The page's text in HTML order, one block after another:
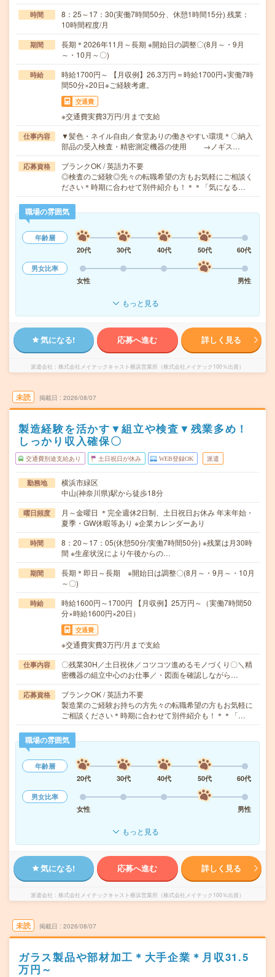
時間
8：25～17：30(実働7時間50分、休憩1時間15分) 残業：
10時間程度/月
期間
長期＊2026年11月～長期 ※開始日の調整〇(8月～・9月
～・10月～〇)
時給
時給1700円～ 【月収例】26.3万円＝時給1700円×実働7時
間50分×20日※ご経験考慮。
交通費
※交通費実費3万円/月まで支給
仕事内容
▼髪色・ネイル自由／食堂ありの働きやすい環境＊〇納入
部品の受入検査・精密測定機器の使用 →ノギス…
応募資格
ブランクOK / 英語力不要
◎検査のご経験◎先々の転職希望の方もお気軽にご相談く
ださい＊時期に合わせて別件紹介も！＊＊「気になる…
職場の雰囲気
年齢層
20代
30代 40代 50代
60代
男女比率
女性
男性
もっと見る
気になる! 応募へ進む 詳しく見る
派遣会社 株式会社メイテックキャスト横浜営業所（株式会社メイテック100％出資）
未読 掲載日 2026/08/07
製造経験を活かす▼組立や検査▼残業多め！
しっかり収入確保〇
交通費別途支給あり 土日祝日が休み WEB登録OK 派遣
勤務地
横浜市緑区
中山(神奈川県)駅から徒歩18分
曜日頻度
月～金曜日 ＊完全週休2日制、土日祝日お休み 年末年始・
夏季・GW休暇等あり ※企業カレンダーあり
時間
8：20～17：05(休憩50分/実働7時間50分) ※残業は月30時
間 ※生産状況により午後からの…
期間
長期＊即日～長期 ※開始日は調整〇(8月～・9月～・10月
～〇)
時給
時給1600円～1700円 【月収例】25万円～（実働7時間50
分×時給1600円×20日）
交通費
※交通費実費3万円/月まで支給
仕事内容
〇残業30H／土日祝休／コツコツ進めるモノづくり〇＼精
密機器の組立中心のお仕事／・図面を確認しながら…
応募資格
ブランクOK / 英語力不要
製造業のご経験お持ちの方先々の転職希望の方もお気軽に
ご相談ください＊時期に合わせて別件紹介も！＊＊「…
職場の雰囲気
年齢層
20代
30代 40代 50代
60代
男女比率
女性
男性
もっと見る
気になる! 応募へ進む 詳しく見る
派遣会社 株式会社メイテックキャスト横浜営業所（株式会社メイテック100％出資）
未読 掲載日 2026/08/07
ガラス製品や部材加工＊大手企業＊月収31.5
万円～